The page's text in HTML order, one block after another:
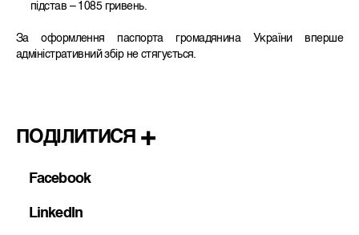
підстав – 1085 гривень.
За оформлення паспорта громадянина України вперше
адміністративний збір не стягується.
ПОДІЛИТИСЯ
Facebook
LinkedIn